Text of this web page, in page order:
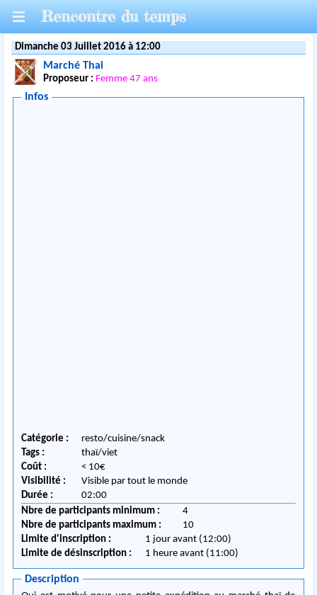
Rencontre du temps
Dimanche 03 Juillet 2016 à 12:00
Marché Thai
Proposeur : Femme 47 ans
Infos
Catégorie :
resto/cuisine/snack
Tags :
thaï/viet
Coût :
< 10€
Visibilité :
Visible par tout le monde
Durée :
02:00
Nbre de participants minimum :
4
Nbre de participants maximum :
10
Limite d'inscription :
1 jour avant (12:00)
Limite de désinscription :
1 heure avant (11:00)
Description